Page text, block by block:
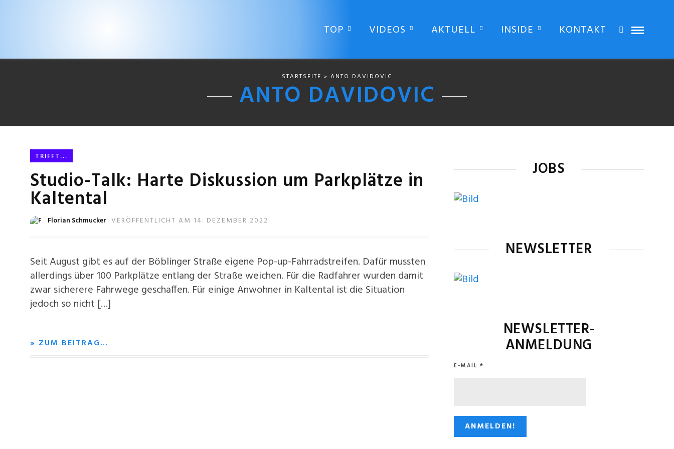
TOP VIDEOS AKTUELL INSIDE KONTAKT
STARTSEITE » ANTO DAVIDOVIC
ANTO DAVIDOVIC
TRIFFT...
Studio-Talk: Harte Diskussion um Parkplätze in
Kaltental
Florian Schmucker VERÖFFENTLICHT AM 14. DEZEMBER 2022
Seit August gibt es auf der Böblinger Straße eigene Pop-up-Fahrradstreifen. Dafür mussten
allerdings über 100 Parkplätze entlang der Straße weichen. Für die Radfahrer wurden damit
zwar sicherere Fahrwege geschaffen. Für einige Anwohner in Kaltental ist die Situation
jedoch so nicht […]
» ZUM BEITRAG…
JOBS
NEWSLETTER
NEWSLETTER-
ANMELDUNG
E-MAIL *